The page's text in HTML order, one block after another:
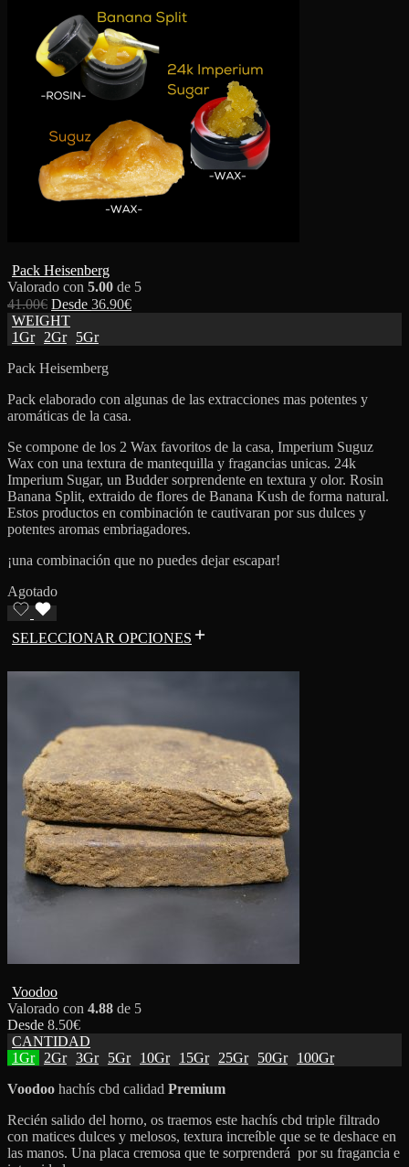
Pack Heisenberg
Valorado con 5.00 de 5
41.00€ Desde 36.90€
WEIGHT
1Gr
2Gr
5Gr
Pack Heisemberg
Pack elaborado con algunas de las extracciones mas potentes y
aromáticas de la casa.
Se compone de los 2 Wax favoritos de la casa, Imperium Suguz
Wax con una textura de mantequilla y fragancias unicas. 24k
Imperium Sugar, un Budder sorprendente en textura y olor. Rosin
Banana Split, extraido de flores de Banana Kush de forma natural.
Estos productos en combinación te cautivaran por sus dulces y
potentes aromas embriagadores.
¡una combinación que no puedes dejar escapar!
Agotado
SELECCIONAR OPCIONES
Voodoo
Valorado con 4.88 de 5
Desde 8.50€
CANTIDAD
1Gr
2Gr 3Gr 5Gr 10Gr 15Gr 25Gr 50Gr
100Gr
Voodoo hachís cbd calidad Premium
Recién salido del horno, os traemos este hachís cbd triple filtrado
con matices dulces y melosos, textura increíble que se te deshace en
las manos. Una placa cremosa que te sorprenderá por su fragancia e